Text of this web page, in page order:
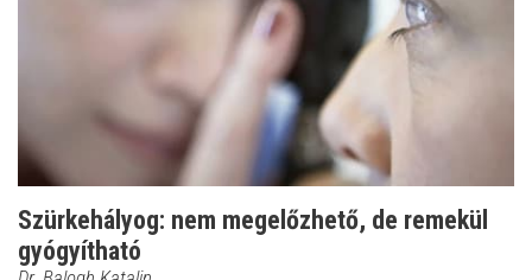
Szürkehályog: nem megelőzhető, de remekül
gyógyítható